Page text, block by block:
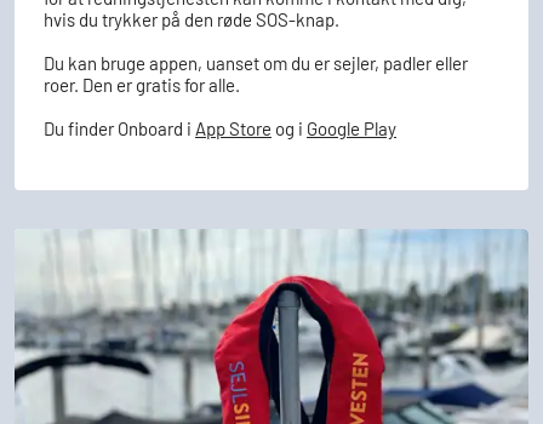
hvis du trykker på den røde SOS-knap.
Du kan bruge appen, uanset om du er sejler, padler eller
roer. Den er gratis for alle.
Du finder Onboard i App Store og i Google Play